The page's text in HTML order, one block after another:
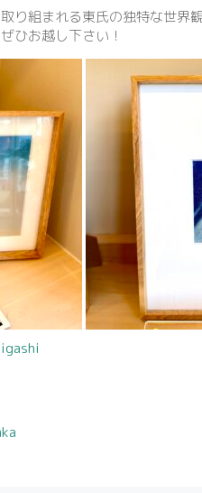
り組まれる東氏の独特な世界
ひお越し下さい！